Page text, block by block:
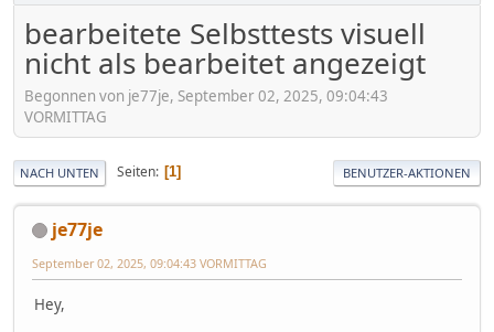
bearbeitete Selbsttests visuell
nicht als bearbeitet angezeigt
Begonnen von je77je, September 02, 2025, 09:04:43
VORMITTAG
NACH UNTEN Seiten 1 BENUTZER-AKTIONEN
je77je
September 02, 2025, 09:04:43 VORMITTAG
Hey,